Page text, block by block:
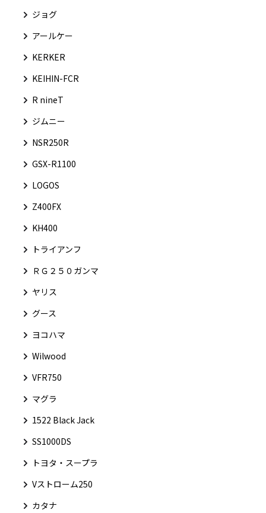
ジョグ
アールケー
KERKER
KEIHIN-FCR
R nineT
ジムニー
NSR250R
GSX-R1100
LOGOS
Z400FX
KH400
トライアンフ
ＲＧ２５０ガンマ
ヤリス
グース
ヨコハマ
Wilwood
VFR750
マグラ
1522 Black Jack
SS1000DS
トヨタ・スープラ
Vストローム250
カタナ